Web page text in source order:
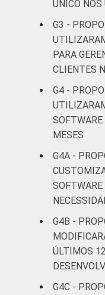
ÚNICO
G3 -
PARA
CLIENTES
G4 -
MESES
G4A -
G4B -
ÚLTIMOS
G4C -